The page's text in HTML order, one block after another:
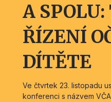
A
ŘÍZENÍ
DÍTĚTE
Ve čtvrtek 23. listopadu
konferenci s názvem